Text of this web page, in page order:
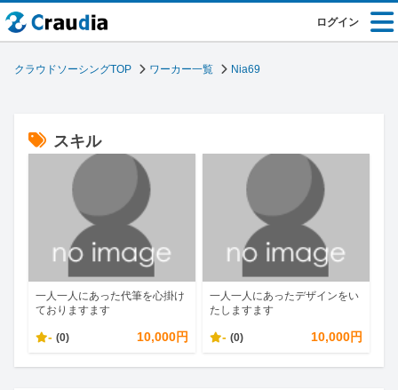
ログイン
クラウドソーシングTOP ワーカー一覧 Nia69
スキル
一人一人にあった代筆を心掛け
ておりますます
- (0) 10,000円
一人一人にあったデザインをい
たしますます
- (0) 10,000円